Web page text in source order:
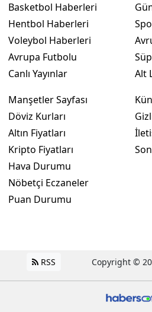
Basketbol Haberleri
Hentbol Haberleri
Voleybol Haberleri
Avrupa Futbolu
Canlı Yayınlar
Alt
Manşetler Sayfası
Döviz Kurları
Altın Fiyatları
Kripto Fiyatları
Hava Durumu
Nöbetçi Eczaneler
Puan Durumu
RSS Copyright ©